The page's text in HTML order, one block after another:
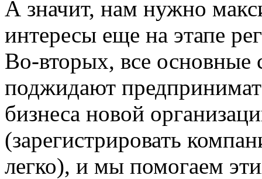
А значит, нам нужно
интересы еще на этапе
Во-вторых, все основные
поджидают
бизнеса новой
(зарегистрировать
легко), и мы помогаем